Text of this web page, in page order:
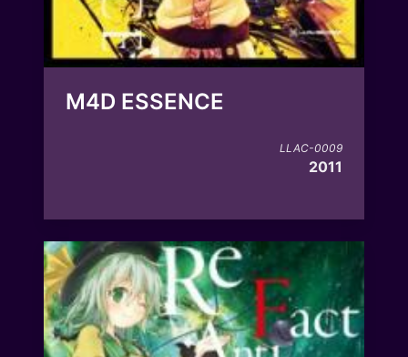
M4D ESSENCE
LLAC-0009
2011